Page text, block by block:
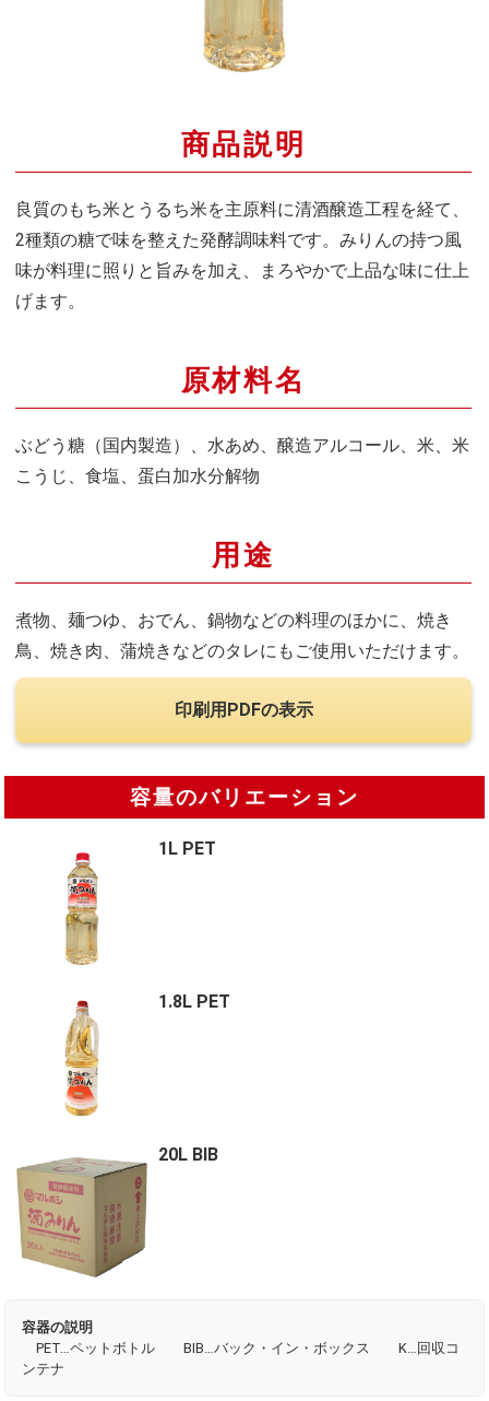
商品説明
良質のもち米とうるち米を主原料に清酒醸造工程を経て、
2種類の糖で味を整えた発酵調味料です。みりんの持つ風
味が料理に照りと旨みを加え、まろやかで上品な味に仕上
げます。
原材料名
ぶどう糖（国内製造）、水あめ、醸造アルコール、米、米
こうじ、食塩、蛋白加水分解物
用途
煮物、麺つゆ、おでん、鍋物などの料理のほかに、焼き
鳥、焼き肉、蒲焼きなどのタレにもご使用いただけます。
印刷用PDFの表示
容量のバリエーション
1L PET
1.8L PET
20L BIB
容器の説明
PET…ペットボトル BIB…バック・イン・ボックス K…回収コ
ンテナ